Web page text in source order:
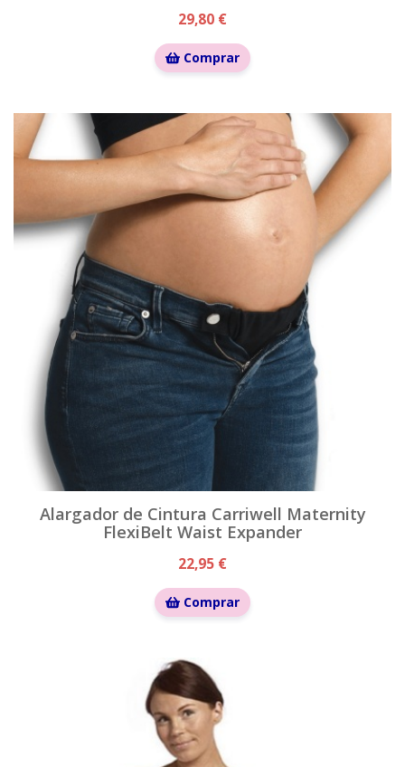
29,80 €
Comprar
Alargador de Cintura Carriwell Maternity
FlexiBelt Waist Expander
22,95 €
Comprar